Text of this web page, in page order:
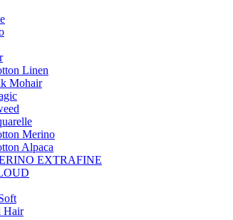
Linen
Mohair
Merino
Alpaca
EXTRAFINE
Hair